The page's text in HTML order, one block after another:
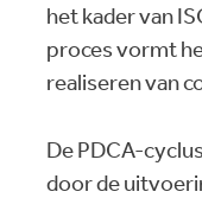
het kader van
proces vormt
realiseren van
De PDCA-
door de